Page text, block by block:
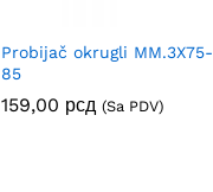
Probijač okrugli MM.3X75-
85
159,00 рсд (Sa PDV)